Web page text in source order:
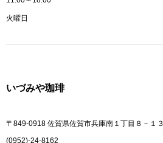
火曜日
いづみや珈琲
〒849-0918 佐賀県佐賀市兵庫南１丁目８－１３
(0952)-24-8162